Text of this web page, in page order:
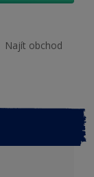
Najít obchod